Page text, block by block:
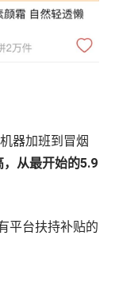
器加班到冒烟
从最开始的5.9
平台扶持补贴的